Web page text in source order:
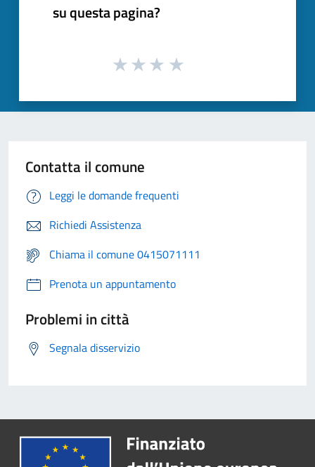
su questa pagina?
Contatta il comune
Leggi le domande frequenti
Richiedi Assistenza
Chiama il comune 0415071111
Prenota un appuntamento
Problemi in città
Segnala disservizio